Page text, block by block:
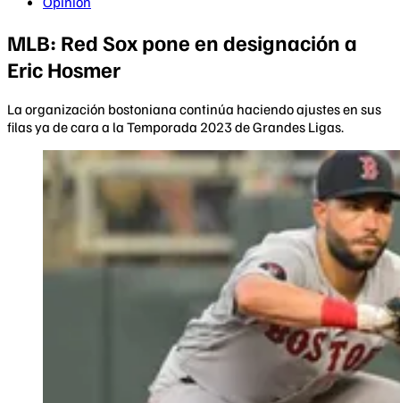
MLB: Red Sox pone en designación a
Eric Hosmer
La organización bostoniana continúa haciendo ajustes en sus
filas ya de cara a la Temporada 2023 de Grandes Ligas.